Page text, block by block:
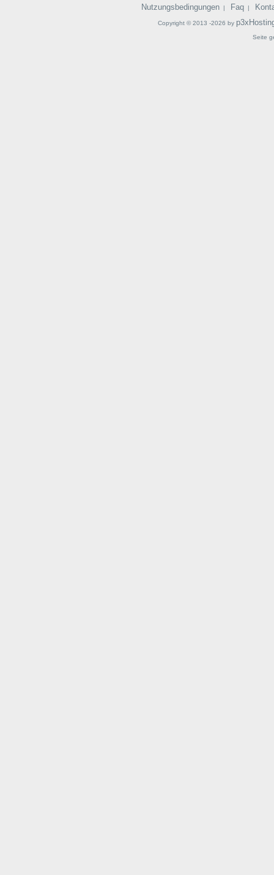
Nutzungsbedingungen | Faq |
Copyright © 2013 -2026 by
Seite